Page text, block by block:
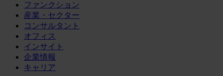
ファンクション
産業・セクター
コンサルタント
オフィス
インサイト
企業情報
キャリア